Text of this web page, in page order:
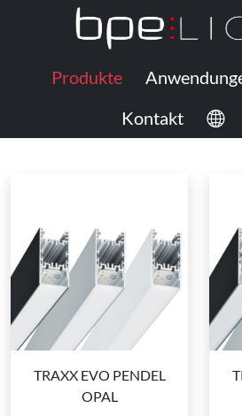
Produkte
Kontakt
TRAXX EVO PENDEL
OPAL